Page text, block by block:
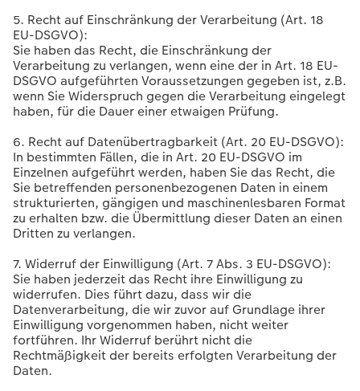
5. Recht auf Einschränkung der Verarbeitung (Art. 18
EU-DSGVO):
Sie haben das Recht, die Einschränkung der
Verarbeitung zu verlangen, wenn eine der in Art. 18 EU-
DSGVO aufgeführten Voraussetzungen gegeben ist, z.B.
wenn Sie Widerspruch gegen die Verarbeitung eingelegt
haben, für die Dauer einer etwaigen Prüfung.
6. Recht auf Datenübertragbarkeit (Art. 20 EU-DSGVO):
In bestimmten Fällen, die in Art. 20 EU-DSGVO im
Einzelnen aufgeführt werden, haben Sie das Recht, die
Sie betreffenden personenbezogenen Daten in einem
strukturierten, gängigen und maschinenlesbaren Format
zu erhalten bzw. die Übermittlung dieser Daten an einen
Dritten zu verlangen.
7. Widerruf der Einwilligung (Art. 7 Abs. 3 EU-DSGVO):
Sie haben jederzeit das Recht ihre Einwilligung zu
widerrufen. Dies führt dazu, dass wir die
Datenverarbeitung, die wir zuvor auf Grundlage ihrer
Einwilligung vorgenommen haben, nicht weiter
fortführen. Ihr Widerruf berührt nicht die
Rechtmäßigkeit der bereits erfolgten Verarbeitung der
Daten.